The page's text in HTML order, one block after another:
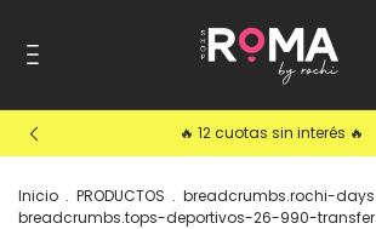
🔥 12 cuotas sin interés 🔥
Inicio . PRODUCTOS . breadcrumbs.rochi-days
breadcrumbs.tops-deportivos-26-990-transfer